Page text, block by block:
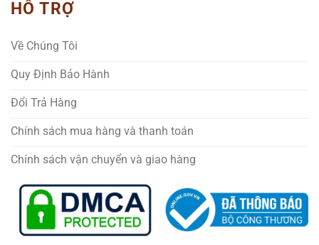
HỖ TRỢ
Về Chúng Tôi
Quy Định Bảo Hành
Đổi Trả Hàng
Chính sách mua hàng và thanh toán
Chính sách vận chuyển và giao hàng